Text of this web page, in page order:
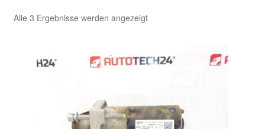
Kasse
Alle 3 Ergebnisse werden angezeigtNach